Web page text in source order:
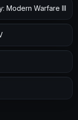
Modern Warfare III